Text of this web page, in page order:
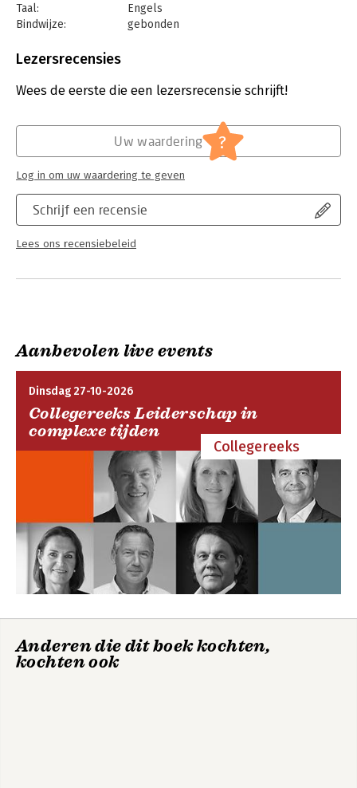
Taal:
Engels
Bindwijze:
gebonden
Uitgever:
Lezersrecensies
Wees de eerste die een lezersrecensie schrijft!
Schrijf een recensie
Lees ons recensiebeleid
Uw waardering ?
Log in om uw waardering te geven
Aanbevolen live events
Dinsdag 27-10-2026
Collegereeks Leiderschap in
complexe tijden
Collegereeks
Anderen die dit boek kochten,
kochten ook